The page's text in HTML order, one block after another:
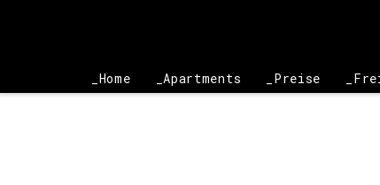
Home Apartments Preise